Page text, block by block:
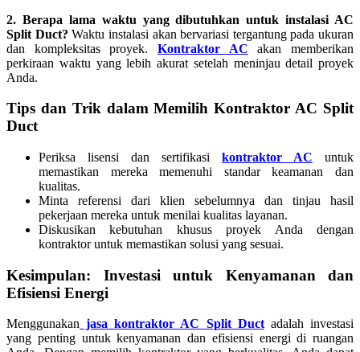
2. Berapa lama waktu yang dibutuhkan untuk instalasi AC
Split Duct? Waktu instalasi akan bervariasi tergantung pada ukuran
dan kompleksitas proyek. Kontraktor AC akan memberikan
perkiraan waktu yang lebih akurat setelah meninjau detail proyek
Anda.
Tips dan Trik dalam Memilih Kontraktor AC Split
Duct
Periksa lisensi dan sertifikasi kontraktor AC untuk
memastikan mereka memenuhi standar keamanan dan
kualitas.
Minta referensi dari klien sebelumnya dan tinjau hasil
pekerjaan mereka untuk menilai kualitas layanan.
Diskusikan kebutuhan khusus proyek Anda dengan
kontraktor untuk memastikan solusi yang sesuai.
Kesimpulan: Investasi untuk Kenyamanan dan
Efisiensi Energi
Menggunakan jasa kontraktor AC Split Ductadalah investasi
yang penting untuk kenyamanan dan efisiensi energi di ruangan